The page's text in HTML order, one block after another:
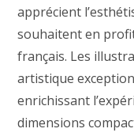
apprécient
souhaitent en
français. Les
artistique
enrichissant
dimensions